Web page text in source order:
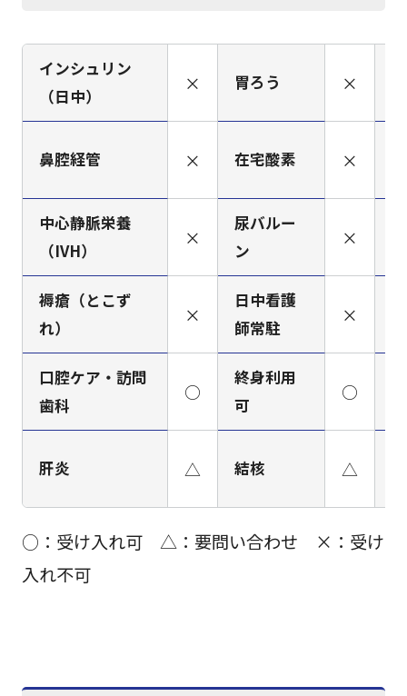
インシュリン
（日中）
× 胃ろう ×
鼻腔経管 × 在宅酸素 ×
中心静脈栄養
（IVH）
×
尿バルー
ン
×
褥瘡（とこず
れ）
×
日中看護
師常駐
×
口腔ケア・訪問
歯科
○
終身利用
可
○
肝炎 △ 結核 △
○：受け入れ可 △：要問い合わせ ×：受け
入れ不可